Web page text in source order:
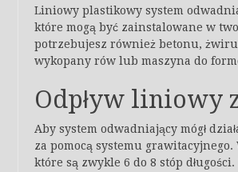
Liniowy plastikowy system
które mogą być zainstalowane w
potrzebujesz również betonu,
wykopany rów lub maszyna do
Odpływ liniowy
Aby system odwadniający mógł
za pomocą systemu
które są zwykle 6 do 8 stóp